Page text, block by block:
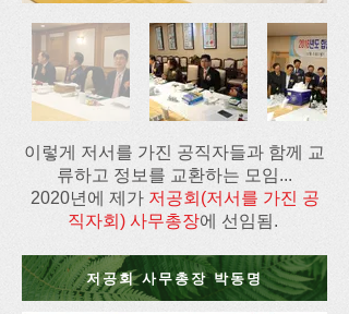
이렇게 저서를 가진 공직자들과 함께 교
류하고 정보를 교환하는 모임...
2020년에 제가 저공회(저서를 가진 공
직자회) 사무총장에 선임됨.
저공회 사무총장 박동명